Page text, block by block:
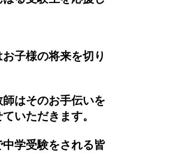
子様の将来を切り
はそのお手伝いを
いただきます。
中学受験をされる皆